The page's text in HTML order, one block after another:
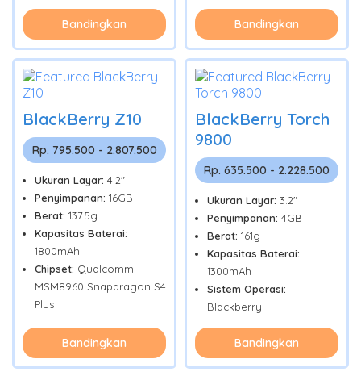
Bandingkan Bandingkan
BlackBerry Z10
Rp. 795.500 - 2.807.500
Ukuran Layar: 4.2"
Penyimpanan: 16GB
Berat: 137.5g
Kapasitas Baterai:
1800mAh
Chipset: Qualcomm
MSM8960 Snapdragon S4
Plus
Bandingkan
BlackBerry Torch
9800
Rp. 635.500 - 2.228.500
Ukuran Layar: 3.2"
Penyimpanan: 4GB
Berat: 161g
Kapasitas Baterai:
1300mAh
Sistem Operasi:
Blackberry
Bandingkan